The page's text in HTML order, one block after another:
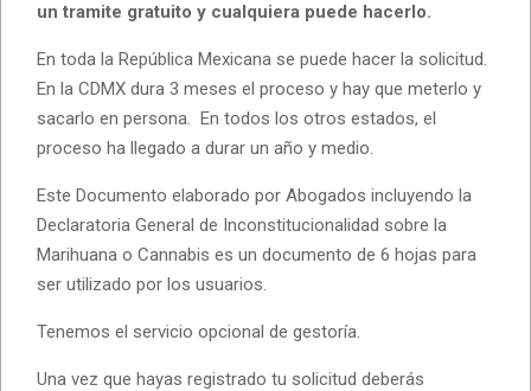
un tramite gratuito y cualquiera puede hacerlo.
En toda la República Mexicana se puede hacer la solicitud.
En la CDMX dura 3 meses el proceso y hay que meterlo y
sacarlo en persona. En todos los otros estados, el
proceso ha llegado a durar un año y medio.
Este Documento elaborado por Abogados incluyendo la
Declaratoria General de Inconstitucionalidad sobre la
Marihuana o Cannabis es un documento de 6 hojas para
ser utilizado por los usuarios.
Tenemos el servicio opcional de gestoría.
Una vez que hayas registrado tu solicitud deberás